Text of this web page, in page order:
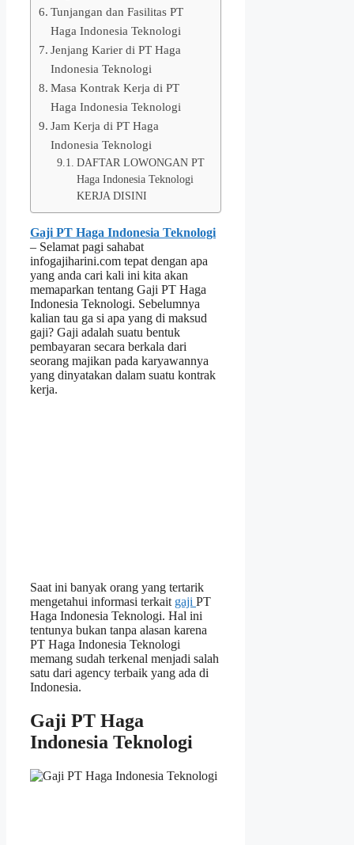
Tunjangan dan Fasilitas PT
Haga Indonesia Teknologi
Jenjang Karier di PT Haga
Indonesia Teknologi
Masa Kontrak Kerja di PT
Haga Indonesia Teknologi
Jam Kerja di PT Haga
Indonesia Teknologi
DAFTAR LOWONGAN PT
Haga Indonesia Teknologi
KERJA DISINI
Gaji PT Haga Indonesia Teknologi
– Selamat pagi sahabat
infogajiharini.com tepat dengan apa
yang anda cari kali ini kita akan
memaparkan tentang Gaji PT Haga
Indonesia Teknologi. Sebelumnya
kalian tau ga si apa yang di maksud
gaji? Gaji adalah suatu bentuk
pembayaran secara berkala dari
seorang majikan pada karyawannya
yang dinyatakan dalam suatu kontrak
kerja.
Saat ini banyak orang yang tertarik
mengetahui informasi terkait gaji PT
Haga Indonesia Teknologi. Hal ini
tentunya bukan tanpa alasan karena
PT Haga Indonesia Teknologi
memang sudah terkenal menjadi salah
satu dari agency terbaik yang ada di
Indonesia.
Gaji PT Haga
Indonesia Teknologi